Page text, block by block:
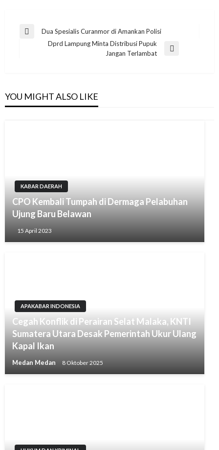
Navigasi
Previous
Dua Spesialis Curanmor di Amankan Polisi
Dprd Lampung Minta Distribusi Pupuk
Jangan Terlambat
YOU MIGHT ALSO LIKE
KABAR DAERAH
CPO Kembali Tumpah di Dermaga Pelabuhan
Ujung Baru Belawan
15 April 2023
APAKABAR INDONESIA
Cegah Konflik di Perairan Selat Malaka, KNTI
Sumatera Utara Desak Pemerintah Ukur Ulang
Kapal Ikan
Medan Medan 8 Oktober 2025